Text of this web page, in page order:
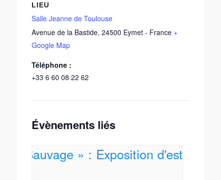
LIEU
Salle Jeanne de Toulouse
Avenue de la Bastide, 24500 Eymet - France +
Google Map
Téléphone :
+33 6 60 08 22 62
Évènements liés